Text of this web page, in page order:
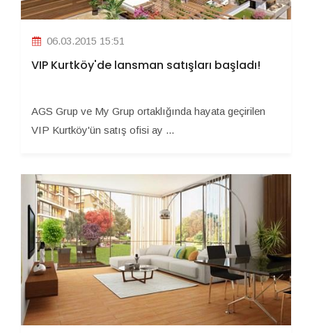
06.03.2015 15:51
VIP Kurtköy'de lansman satışları başladı!
AGS Grup ve My Grup ortaklığında hayata geçirilen
VIP Kurtköy'ün satış ofisi ay ...